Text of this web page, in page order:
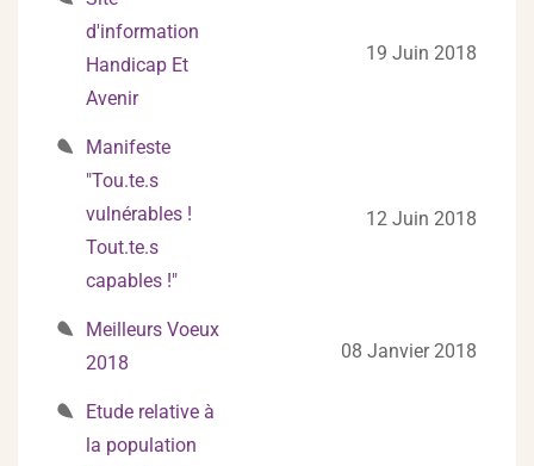
d'information
Handicap Et
Avenir
19 Juin 2018
Manifeste
"Tou.te.s
vulnérables !
Tout.te.s
capables !"
12 Juin 2018
Meilleurs Voeux
2018
08 Janvier 2018
Etude relative à
la population